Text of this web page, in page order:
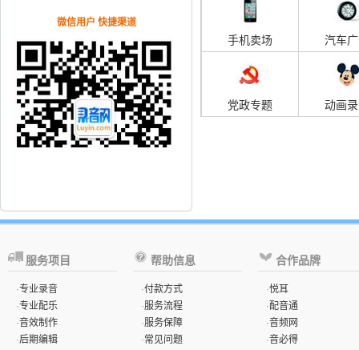
手机卖场 汽车
党政专题 动画
微信用户 快捷渠道
服务项目
·专业录音
·专业配乐
·音效制作
·后期编辑
帮助信息
·付款方式
·服务流程
·服务保障
·常见问题
合作品牌
·悦耳
·配音通
·音频网
·音必得